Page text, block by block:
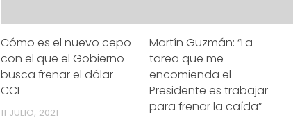
Cómo es el nuevo cepo
con el que el Gobierno
busca frenar el dólar
CCL
11 JULIO, 2021
Martín Guzmán: “La
tarea que me
encomienda el
Presidente es trabajar
para frenar la caída”